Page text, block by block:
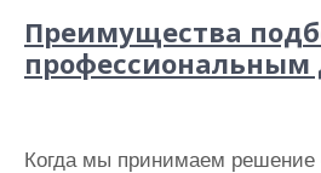
Преимущества
профессиональным
Когда мы принимаем решение